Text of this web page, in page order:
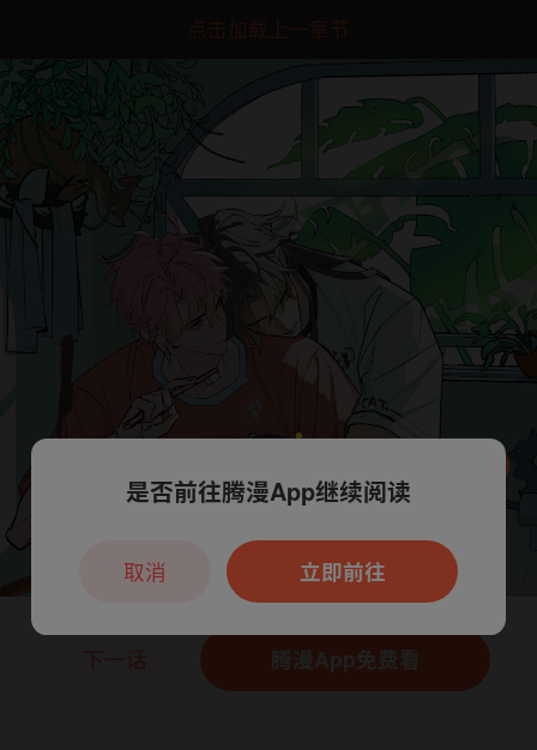
点击加载上一章节
腾漫App免费看
本章节仅支持App阅读，可打开App新用
户7天免费看
是否前往腾漫App继续阅读
立即前往
取消